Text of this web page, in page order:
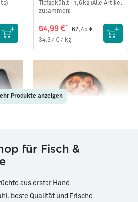
Tiefgekühlt · 1,6kg (Alle Artikel
zusammen)
54,99 €*
62,45 €
34,37 € / kg
Argentinische
39,99 € *
Produkte anzeigen
für Fisch &
aus erster Hand
beste Qualität und Frische